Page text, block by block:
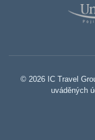
© 2026 IC Travel
uváděných